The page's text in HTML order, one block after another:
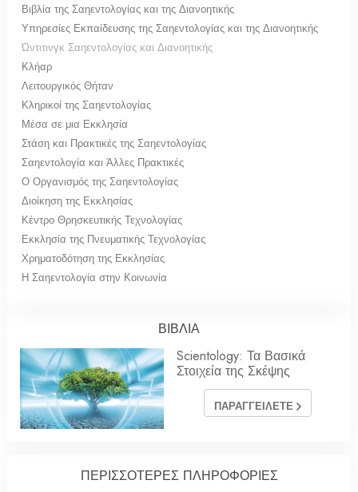
Βιβλία της Σαηεντολογίας και της Διανοητικής
Υπηρεσίες Εκπαίδευσης της Σαηεντολογίας και της Διανοητικής
Ώντιτινγκ Σαηεντολογίας και Διανοητικής
Κλήαρ
Λειτουργικός Θήταν
Κληρικοί της Σαηεντολογίας
Μέσα σε μια Εκκλησία
Στάση και Πρακτικές της Σαηεντολογίας
Σαηεντολογία και Άλλες Πρακτικές
Ο Οργανισμός της Σαηεντολογίας
Διοίκηση της Εκκλησίας
Κέντρο Θρησκευτικής Τεχνολογίας
Εκκλησία της Πνευματικής Τεχνολογίας
Χρηματοδότηση της Εκκλησίας
Η Σαηεντολογία στην Κοινωνία
ΒΙΒΛΙΑ
Scientology: Τα Βασικά
Στοιχεία της Σκέψης
ΠΑΡΑΓΓΕΙΛΕΤΕ
ΠΕΡΙΣΣΟΤΕΡΕΣ ΠΛΗΡΟΦΟΡΙΕΣ